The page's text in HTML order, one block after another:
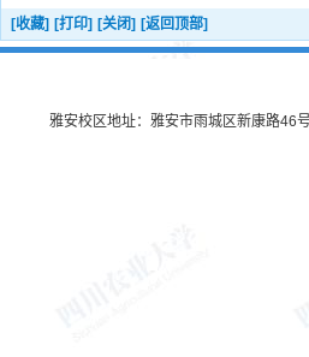
[收藏] [打印] [关闭] [返回顶部]
雅安校区地址：雅安市雨城区新康路